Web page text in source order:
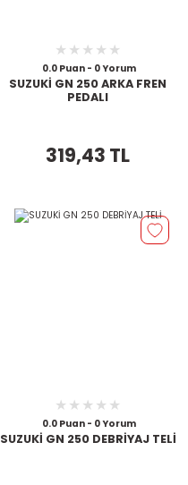
0.0 Puan - 0 Yorum
SUZUKİ GN 250 ARKA FREN
PEDALI
319,43 TL
0.0 Puan - 0 Yorum
SUZUKİ GN 250 DEBRİYAJ TELİ